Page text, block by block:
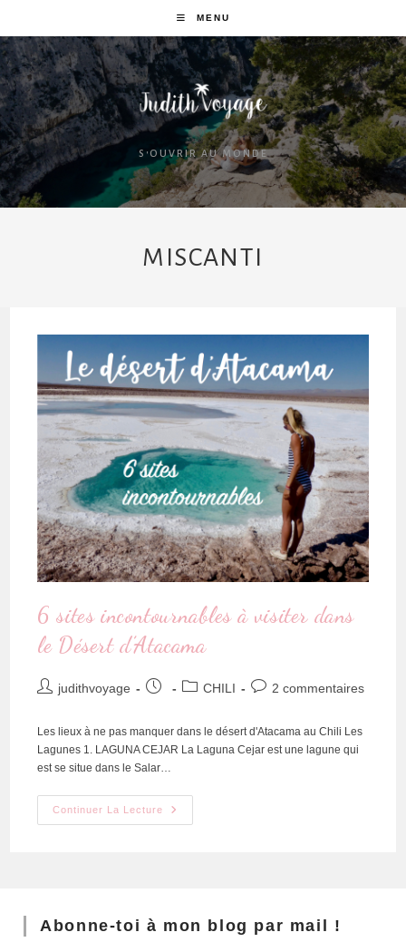
MENU
S'OUVRIR AU MONDE
MISCANTI
6 sites incontournables à visiter dans
le Désert d’Atacama
judithvoyage CHILI 2 commentaires
Les lieux à ne pas manquer dans le désert d'Atacama au Chili Les
Lagunes 1. LAGUNA CEJAR La Laguna Cejar est une lagune qui
est se situe dans le Salar…
Continuer La Lecture
Abonne-toi à mon blog par mail !